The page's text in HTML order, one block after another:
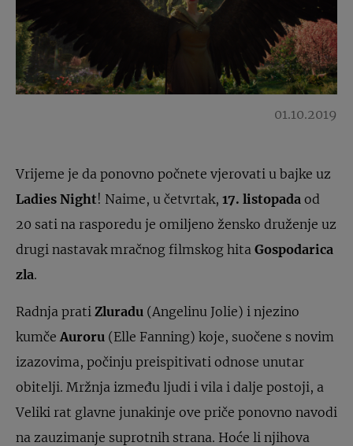
01.10.2019
Vrijeme je da ponovno počnete vjerovati u bajke uz
Ladies Night! Naime, u četvrtak, 17. listopada od
20 sati na rasporedu je omiljeno žensko druženje uz
drugi nastavak mračnog filmskog hita Gospodarica
zla.
Radnja prati Zluradu (Angelinu Jolie) i njezino
kumčeAuroru (Elle Fanning) koje, suočene s novim
izazovima, počinju preispitivati odnose unutar
obitelji. Mržnja između ljudi i vila i dalje postoji, a
Veliki rat glavne junakinje ove priče ponovno navodi
na zauzimanje suprotnih strana. Hoće li njihova